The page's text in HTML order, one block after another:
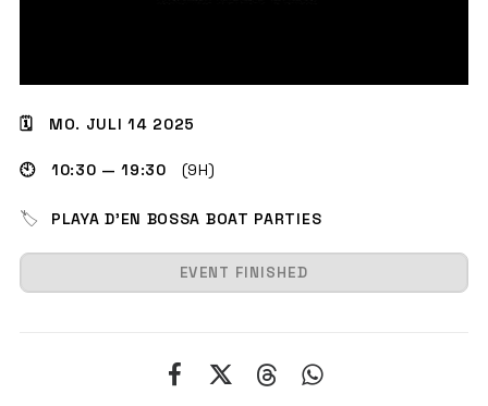
SUCHEN
🗓 MO. JULI 14 2025
🕙 10:30 — 19:30 (9H)
🏷 PLAYA D’EN BOSSA BOAT PARTIES
EVENT FINISHED